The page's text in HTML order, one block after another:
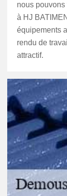
nous
à HJ
équipements
rendu de
attractif.